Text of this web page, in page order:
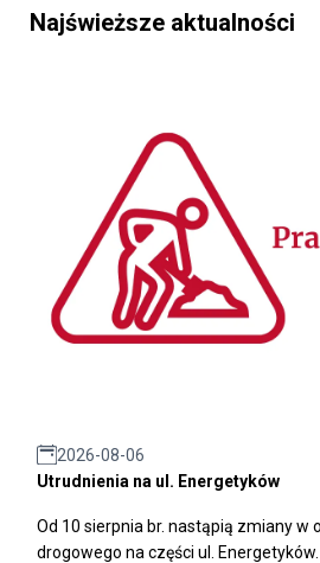
Najświeższe aktualności
2026-08-06
Utrudnienia na ul. Energetyków
Od 10 sierpnia br. nastąpią zmiany w
drogowego na części ul. Energetyków.